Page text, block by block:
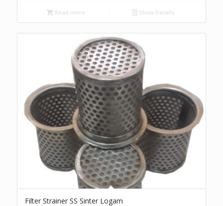
Read more Show Details
Filter Strainer SS Sinter Logam